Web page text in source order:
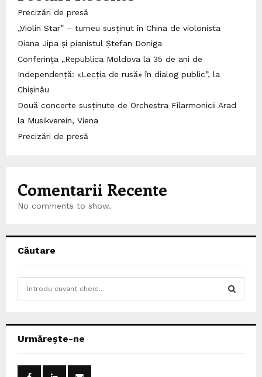
Precizări de presă
„Violin Star” – turneu susținut în China de violonista
Diana Jipa și pianistul Ștefan Doniga
Conferința „Republica Moldova la 35 de ani de
Independență: «Lecția de rusă» în dialog public”, la
Chișinău
Două concerte susținute de Orchestra Filarmonicii Arad
la Musikverein, Viena
Precizări de presă
Comentarii Recente
No comments to show.
Căutare
h
Urmărește-ne